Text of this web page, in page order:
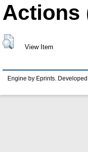
Actions
View Item
Engine by Eprints.